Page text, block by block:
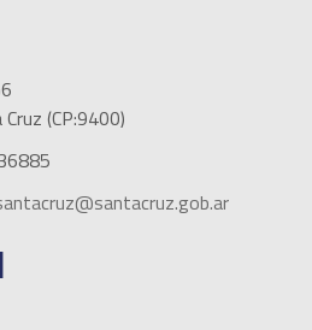
(CP:9400)